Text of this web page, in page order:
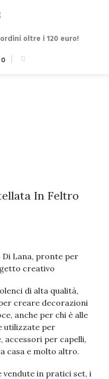
ordini oltre i 120 euro!
0
In Feltro
Lana, pronte per
creativo
di alta qualità,
creare decorazioni
anche per chi è alle
utilizzate per
accessori per capelli,
casa e molto altro.
vendute in pratici set, i